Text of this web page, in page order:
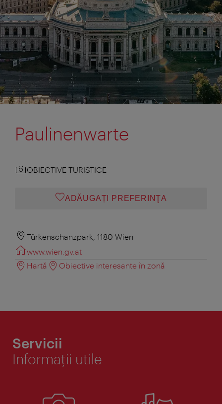
Paulinenwarte
OBIECTIVE TURISTICE
ADĂUGAȚI PREFERINŢA
Türkenschanzpark, 1180 Wien
www.wien.gv.at
Hartă
Obiective interesante în zonă
Servicii
Informaţii utile